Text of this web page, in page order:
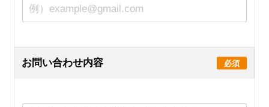
お問い合わせ内容 必須